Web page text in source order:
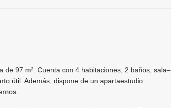
de 97 m². Cuenta con 4 habitaciones, 2 baños, sala–
útil. Además, dispone de un apartaestudio